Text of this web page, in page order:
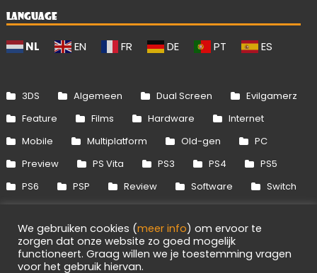
LANGUAGE
NL EN FR DE PT ES
3DS Algemeen Dual Screen
Evilgamerz
Feature
Films Hardware
Internet
Mobile
Multiplatform Old-gen
PC
Preview
PS Vita PS3 PS4
PS5
PS6
PSP Review Software
Switch
Xbox 360
Xbox One Xbox Series
We gebruiken cookies (meer info) om ervoor te
zorgen dat onze website zo goed mogelijk
functioneert. Graag willen we je toestemming vragen
voor het gebruik hiervan.